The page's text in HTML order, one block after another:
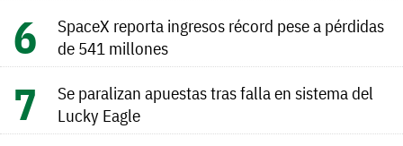
SpaceX reporta ingresos récord pese a pérdidas
de 541 millones
Se paralizan apuestas tras falla en sistema del
Lucky Eagle